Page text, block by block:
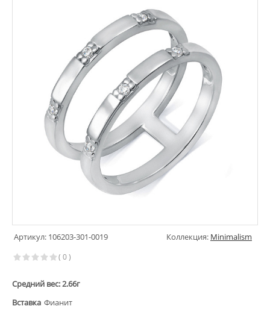
Артикул: 106203-301-0019 Коллекция: Minimalism
( 0 )
Средний вес: 2.66г
Вставка Фианит